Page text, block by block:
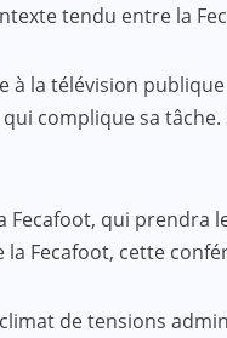
tendu entre la
la télévision
complique sa
Fecafoot, qui
Fecafoot, cette
de tensions